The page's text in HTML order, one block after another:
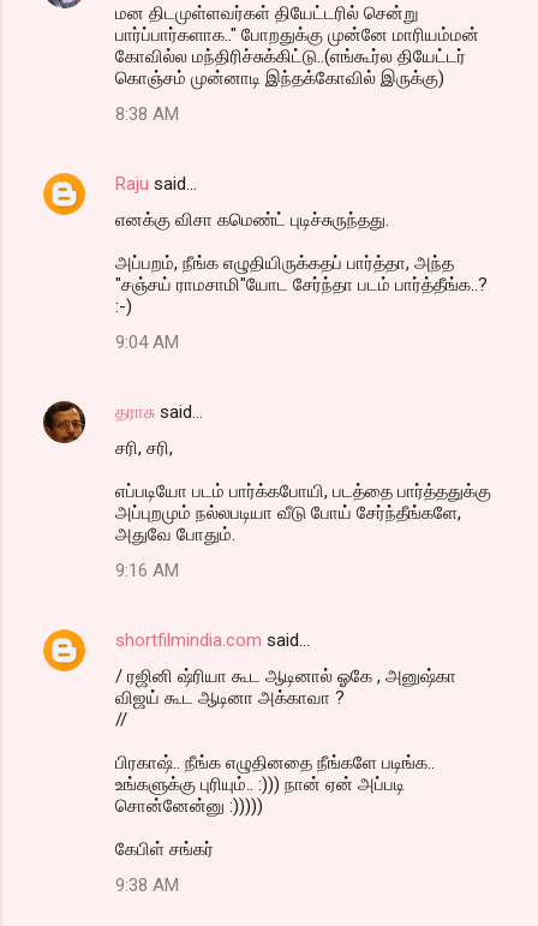
மன திடமுள்ளவர்கள் தியேட்டரில் சென்று
பார்ப்பார்களாக.." போறதுக்கு முன்னே மாரியம்மன்
கோவில்ல மந்திரிச்சுக்கிட்டு..(எங்கூர்ல தியேட்டர்
கொஞ்சம் முன்னாடி இந்தக்கோவில் இருக்கு)
8:38 AM
Raju said…
எனக்கு விசா கமெண்ட் புடிச்சுருந்தது.
அப்பறம், நீங்க எழுதியிருக்கதப் பார்த்தா, அந்த
"சஞ்சய் ராமசாமி"யோட சேர்ந்தா படம் பார்த்தீங்க..?
:-)
9:04 AM
தராசு said…
சரி, சரி,
எப்படியோ படம் பார்க்கபோயி, படத்தை பார்த்ததுக்கு
அப்புறமும் நல்லபடியா வீடு போய் சேர்ந்தீங்களே,
அதுவே போதும்.
9:16 AM
shortfilmindia.com said…
/ ரஜினி ஷ்ரியா கூட ஆடினால் ஓகே , அனுஷ்கா
விஜய் கூட ஆடினா அக்காவா ?
//
பிரகாஷ்.. நீங்க எழுதினதை நீங்களே படிங்க..
உங்களுக்கு புரியும்.. :))) நான் ஏன் அப்படி
சொன்னேன்னு :)))))
கேபிள் சங்கர்
9:38 AM